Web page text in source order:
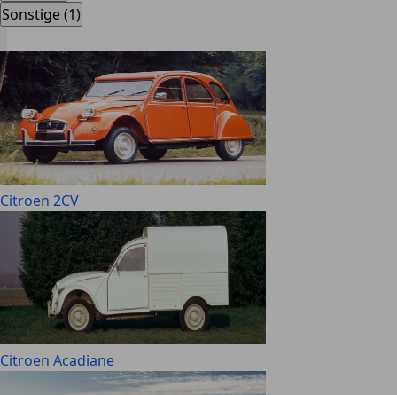
Sonstige (1)
Citroen 2CV
Citroen Acadiane